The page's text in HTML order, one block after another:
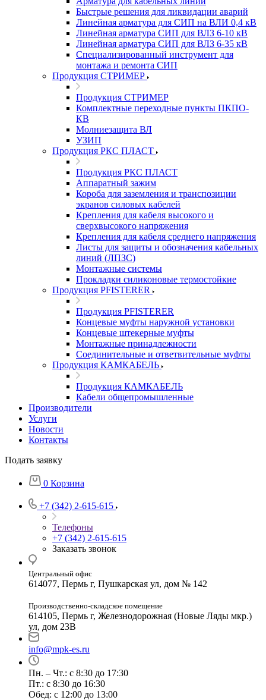
Быстрые решения для ликвидации аварий
Линейная арматура для СИП на ВЛИ 0,4 кВ
Линейная арматура СИП для ВЛЗ 6-10 кВ
Линейная арматура СИП для ВЛЗ 6-35 кВ
Специализированный инструмент для
монтажа и ремонта СИП
Продукция СТРИМЕР
Продукция СТРИМЕР
Комплектные переходные пункты ПКПО-
КВ
Молниезащита ВЛ
УЗИП
Продукция РКС ПЛАСТ
Продукция РКС ПЛАСТ
Аппаратный зажим
Короба для заземления и транспозиции
экранов силовых кабелей
Крепления для кабеля высокого и
сверхвысокого напряжения
Крепления для кабеля среднего напряжения
Листы для защиты и обозначения кабельных
линий (ЛПЗС)
Монтажные системы
Прокладки силиконовые термостойкие
Продукция PFISTERER
Продукция PFISTERER
Концевые муфты наружной установки
Концевые штекерные муфты
Монтажные принадлежности
Соединительные и ответвительные муфты
Продукция КАМКАБЕЛЬ
Продукция КАМКАБЕЛЬ
Кабели общепромышленные
Производители
Услуги
Новости
Контакты
Подать заявку
0 Корзина
+7 (342) 2-615-615
Телефоны
+7 (342) 2-615-615
Заказать звонок
Центральный офис
614077, Пермь г, Пушкарская ул, дом № 142
Производственно-складское помещение
614105, Пермь г, Железнодорожная (Новые Ляды мкр.)
ул, дом 23В
info@mpk-es.ru
Пн. – Чт.: с 8:30 до 17:30
Пт.: с 8:30 до 16:30
Обед: с 12:00 до 13:00